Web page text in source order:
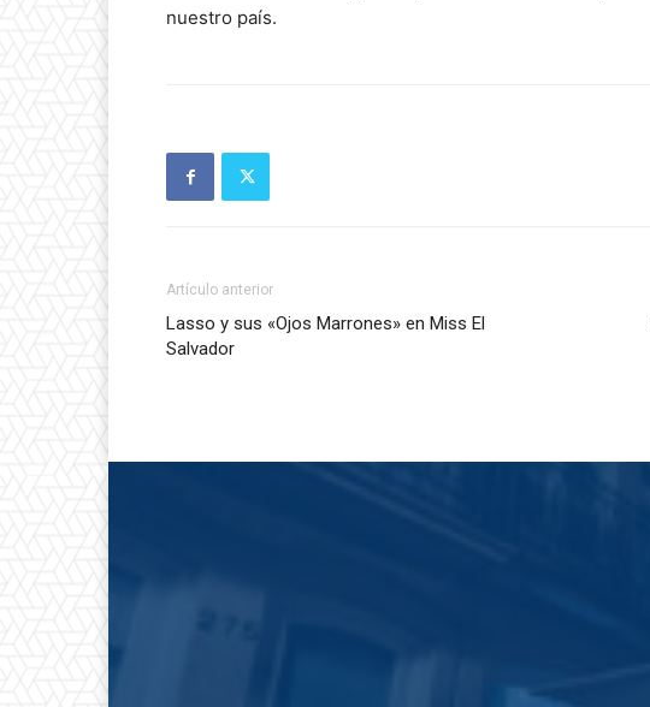
nuestro país.
Artículo anterior
Lasso y sus «Ojos Marrones» en Miss El
Salvador